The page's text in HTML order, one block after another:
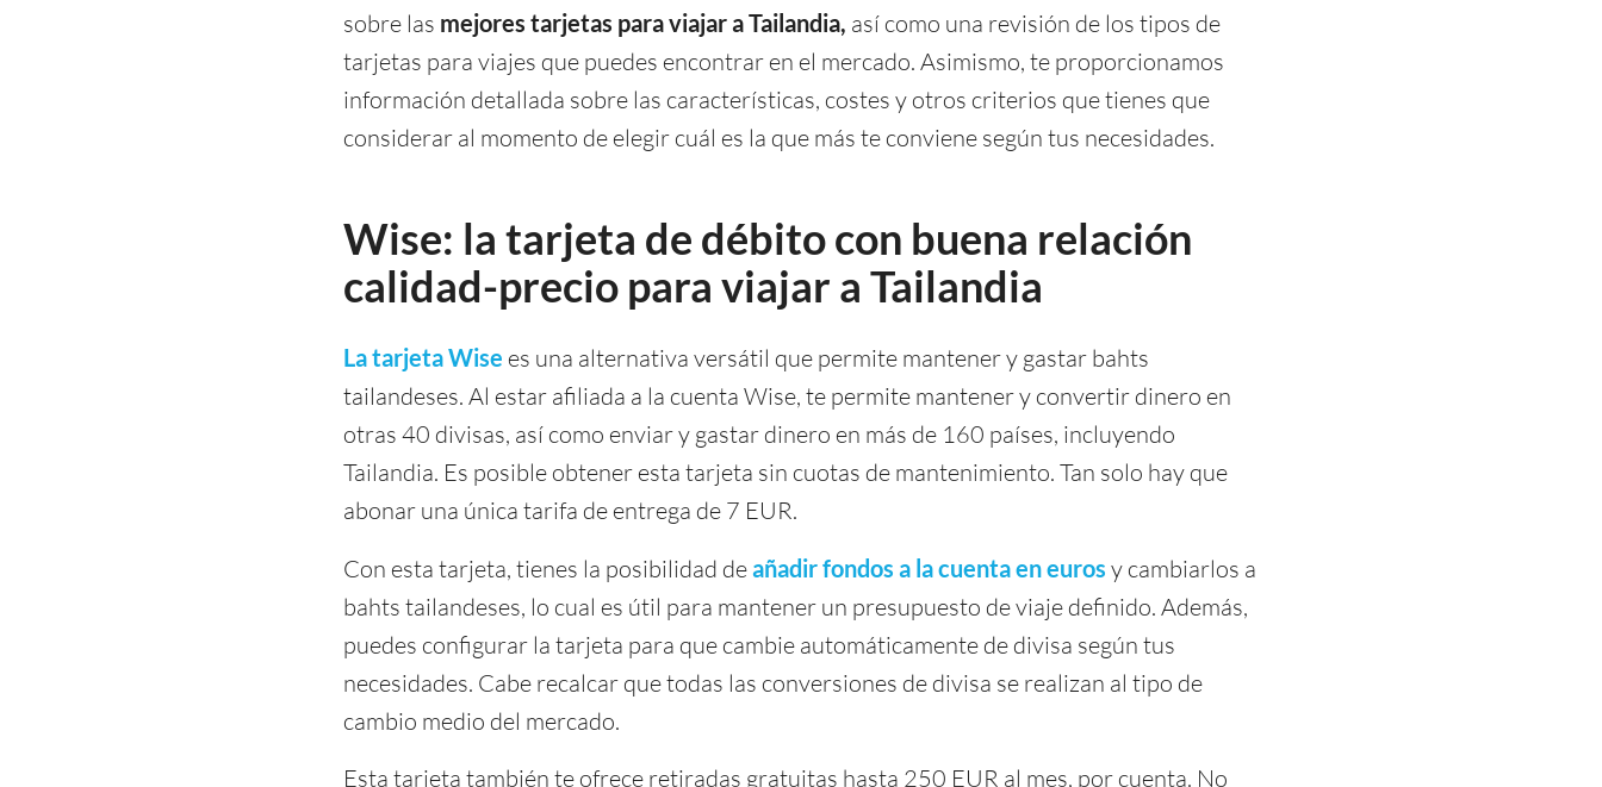
sobre las mejores tarjetas para viajar a Tailandia, así como una revisión de los tipos de
tarjetas para viajes que puedes encontrar en el mercado. Asimismo, te proporcionamos
información detallada sobre las características, costes y otros criterios que tienes que
considerar al momento de elegir cuál es la que más te conviene según tus necesidades.
Wise: la tarjeta de débito con buena relación
calidad-precio para viajar a Tailandia
La tarjeta Wise es una alternativa versátil que permite mantener y gastar bahts
tailandeses. Al estar afiliada a la cuenta Wise, te permite mantener y convertir dinero en
otras 40 divisas, así como enviar y gastar dinero en más de 160 países, incluyendo
Tailandia. Es posible obtener esta tarjeta sin cuotas de mantenimiento. Tan solo hay que
abonar una única tarifa de entrega de 7 EUR.
Con esta tarjeta, tienes la posibilidad deañadir fondos a la cuenta en euros y cambiarlos a
bahts tailandeses, lo cual es útil para mantener un presupuesto de viaje definido. Además,
puedes configurar la tarjeta para que cambie automáticamente de divisa según tus
necesidades. Cabe recalcar que todas las conversiones de divisa se realizan al tipo de
cambio medio del mercado.
Esta tarjeta también te ofrece retiradas gratuitas hasta 250 EUR al mes, por cuenta. No